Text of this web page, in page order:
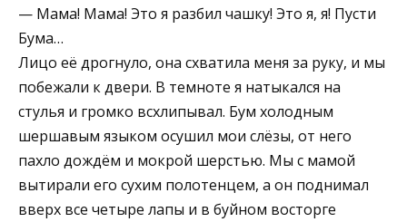
— Мама! Мама! Это я разбил чашку! Это я, я! Пусти
Бума…
Лицо её дрогнуло, она схватила меня за руку, и мы
побежали к двери. В темноте я натыкался на
стулья и громко всхлипывал. Бум холодным
шершавым языком осушил мои слёзы, от него
пахло дождём и мокрой шерстью. Мы с мамой
вытирали его сухим полотенцем, а он поднимал
вверх все четыре лапы и в буйном восторге